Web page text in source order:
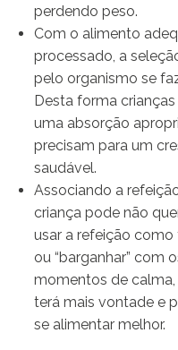
perdendo peso.
Com o alimento
processado, a
pelo organismo se
Desta forma
uma absorção
precisam para um
saudável.
Associando a
criança pode não
usar a refeição como
ou “barganhar” com
momentos de calma,
terá mais vontade e
se alimentar melhor.